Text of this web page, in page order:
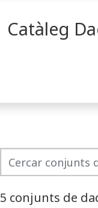
Catàleg
5 conjunts de